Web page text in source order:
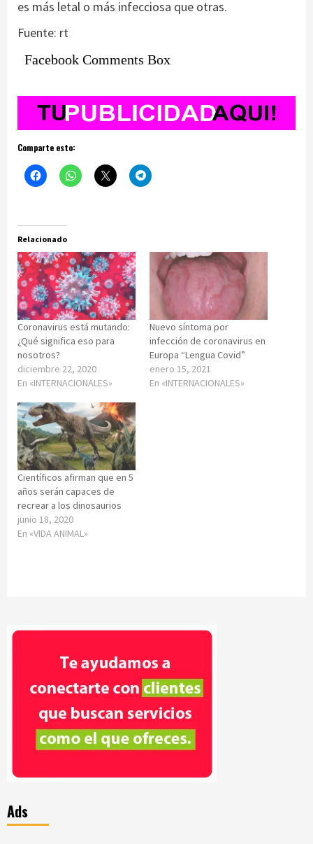
es más letal o más infecciosa que otras.
Fuente: rt
Facebook Comments Box
Comparte esto:
Relacionado
Coronavirus está mutando:
¿Qué significa eso para
nosotros?
diciembre 22, 2020
En «INTERNACIONALES»
Nuevo síntoma por
infección de coronavirus en
Europa “Lengua Covid”
enero 15, 2021
En «INTERNACIONALES»
Científicos afirman que en 5
años serán capaces de
recrear a los dinosaurios
junio 18, 2020
En «VIDA ANIMAL»
Ads